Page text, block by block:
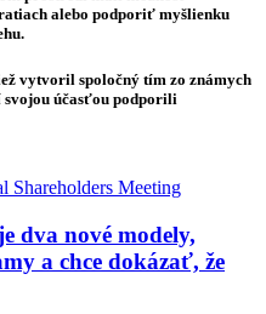
alebo podporiť myšlienku
vytvoril spoločný tím zo známych
svojou účasťou podporili
dva nové modely,
a chce dokázať, že